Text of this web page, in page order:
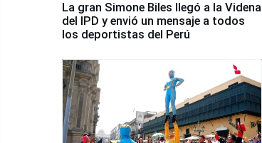
La gran Simone Biles llegó a la Videna
del IPD y envió un mensaje a todos
los deportistas del Perú